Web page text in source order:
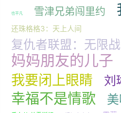
也平凡 雪津兄弟闯里约
还珠格格3：天上人间
复仇者联盟：无限
妈妈朋友的儿子
我要闭上眼睛 刘
幸福不是情歌